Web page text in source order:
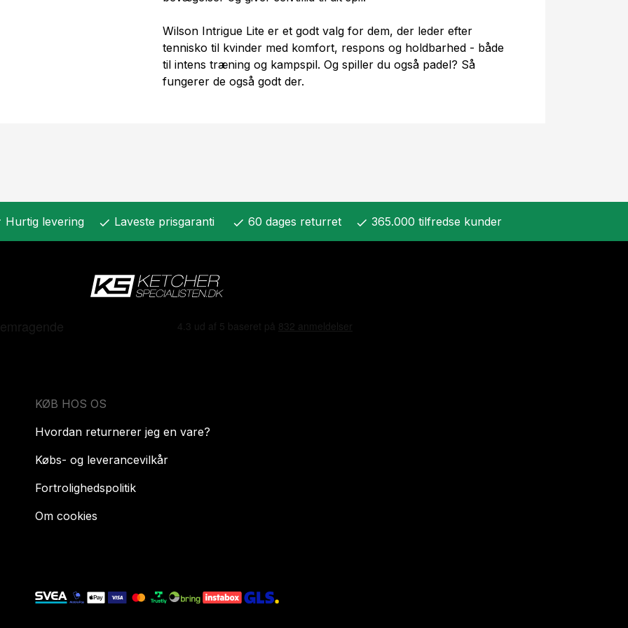
Wilson Intrigue Lite er et godt valg for dem, der leder efter
tennisko til kvinder med komfort, respons og holdbarhed - både
til intens træning og kampspil. Og spiller du også padel? Så
fungerer de også godt der.
Hurtig levering check Laveste prisgaranti check 60 dages returret check 365.000 tilfredse kunder
KØB HOS OS
Hvordan returnerer jeg en vare?
Købs- og leverancevilkår
Fortrolighedspolitik
Om cookies